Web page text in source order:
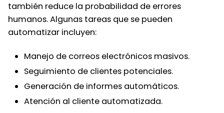
también reduce la probabilidad de errores
humanos. Algunas tareas que se pueden
automatizar incluyen:
Manejo de correos electrónicos masivos.
Seguimiento de clientes potenciales.
Generación de informes automáticos.
Atención al cliente automatizada.